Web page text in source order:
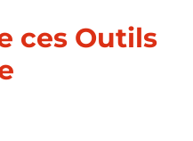
ces Outils